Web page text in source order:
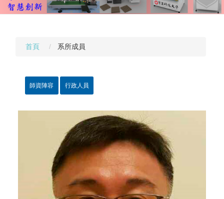
首頁 系所成員
師資陣容 行政人員